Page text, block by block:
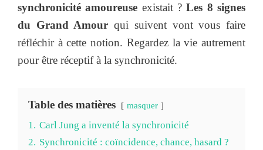
synchronicité amoureuse existait ?Les 8 signes
du Grand Amour qui suivent vont vous faire
réfléchir à cette notion. Regardez la vie autrement
pour être réceptif à la synchronicité.
Table des matières masquer
1. Carl Jung a inventé la synchronicité
2. Synchronicité : coïncidence, chance, hasard ?